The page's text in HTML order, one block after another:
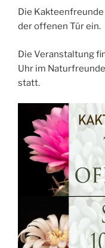
Die
der offenen Tür ein.
Die Veranstaltung
Uhr im
statt.